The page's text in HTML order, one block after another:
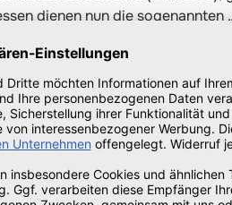
dienen nun die sogenannten
zu erhalten. Dazu
2023 weiterhin
die Preise im Laufe der
weiteren Jahr verdoppelt. Für
Microsoft bietet den
’Patch-Days’ und
Betriebssysteme verfügbar: